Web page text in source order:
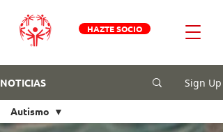
HAZTE SOCIO
NOTICIAS Sign Up
Autismo